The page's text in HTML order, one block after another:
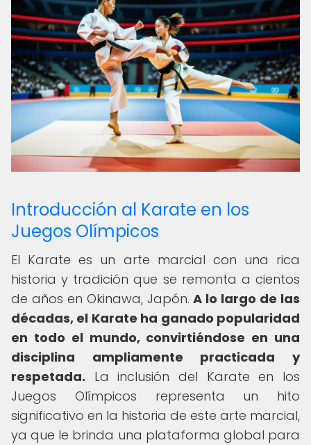
Introducción al Karate en los
Juegos Olímpicos
El Karate es un arte marcial con una rica
historia y tradición que se remonta a cientos
de años en Okinawa, Japón.A lo largo de las
décadas, el Karate ha ganado popularidad
en todo el mundo, convirtiéndose en una
disciplina ampliamente practicada y
respetada. La inclusión del Karate en los
Juegos Olímpicos representa un hito
significativo en la historia de este arte marcial,
ya que le brinda una plataforma global para